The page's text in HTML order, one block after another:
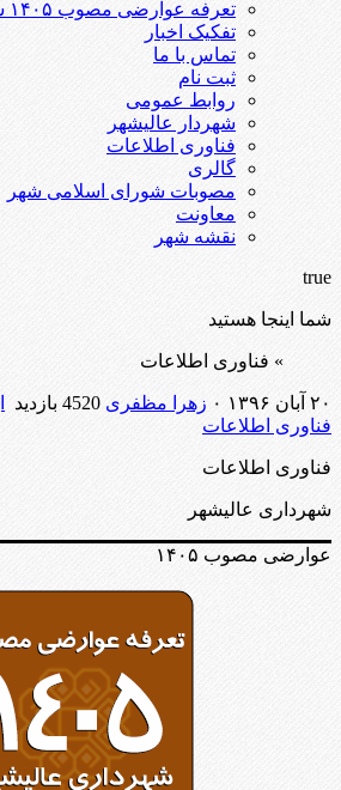
تعرفه عوارضی مصوب ۱۴۰۵ شهرداری عالیشهر
تفکیک اخبار
تماس با ما
ثبت نام
روابط عمومی
شهردار عالیشهر
فناوری اطلاعات
گالری
مصوبات شورای اسلامی شهر
معاونت
نقشه شهر
true
شما اینجا هستید
» فناوری اطلاعات
۲۰ آبان ۱۳۹۶ ۰ زهرا مظفری 4520 بازدید
فناوری اطلاعات
فناوری اطلاعات
شهرداری عالیشهر
عوارضی مصوب ۱۴۰۵